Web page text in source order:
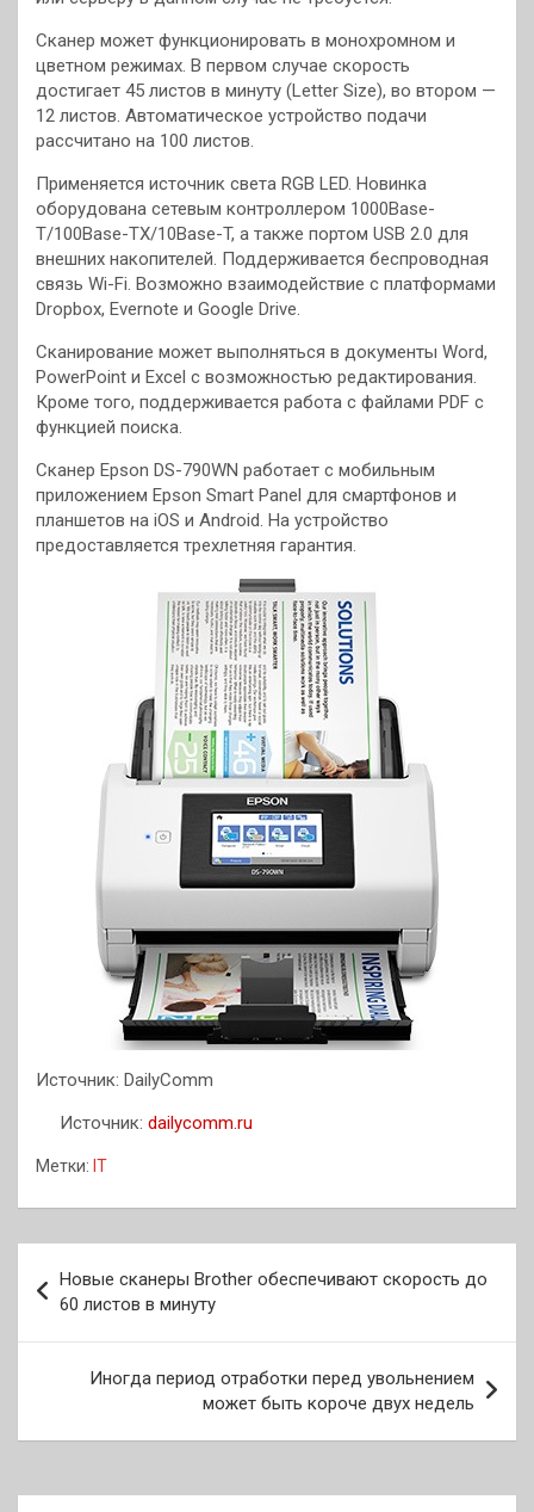
Сканер может функционировать в монохромном и
цветном режимах. В первом случае скорость
достигает 45 листов в минуту (Letter Size), во втором —
12 листов. Автоматическое устройство подачи
рассчитано на 100 листов.
Применяется источник света RGB LED. Новинка
оборудована сетевым контроллером 1000Base-
T/100Base-TX/10Base-T, а также портом USB 2.0 для
внешних накопителей. Поддерживается беспроводная
связь Wi-Fi. Возможно взаимодействие с платформами
Dropbox, Evernote и Google Drive.
Сканирование может выполняться в документы Word,
PowerPoint и Excel с возможностью редактирования.
Кроме того, поддерживается работа с файлами PDF с
функцией поиска.
Сканер Epson DS-790WN работает с мобильным
приложением Epson Smart Panel для смартфонов и
планшетов на iOS и Android. На устройство
предоставляется трехлетняя гарантия.
Источник: DailyComm
Источник: dailycomm.ru
Метки: IT
по
записям
Новые сканеры Brother обеспечивают скорость до
60 листов в минуту
Иногда период отработки перед увольнением
может быть короче двух недель